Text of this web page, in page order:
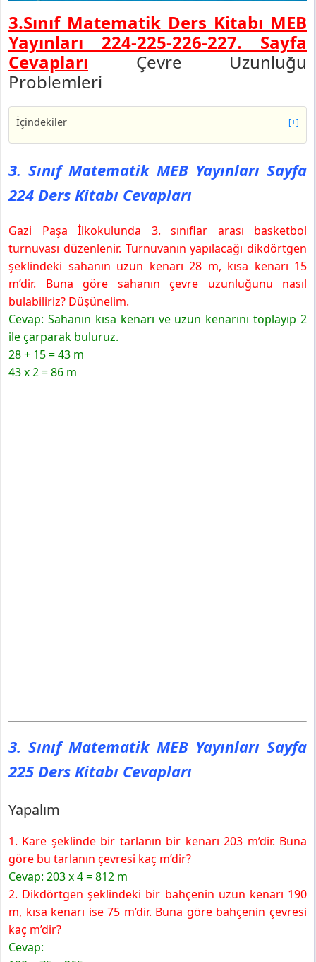
3.Sınıf Matematik Ders Kitabı MEB
Yayınları 224-225-226-227. Sayfa
Cevapları Çevre Uzunluğu
Problemleri
İçindekiler [+]
3. Sınıf Matematik MEB Yayınları Sayfa 224 Ders Kitabı
Cevapları
3. Sınıf Matematik MEB Yayınları Sayfa 225 Ders Kitabı
Cevapları
3. Sınıf Matematik MEB Yayınları Sayfa 226 Ders Kitabı
Cevapları
Bölüm Değerlendirme
3. Sınıf Matematik MEB Yayınları Sayfa 227 Ders Kitabı
Cevapları
3. Sınıf Matematik MEB Yayınları Sayfa 229 Ders Kitabı
Cevapları
Yapalım
3. Sınıf Matematik MEB Yayınları Sayfa 230 Ders Kitabı
3. Sınıf Matematik MEB Yayınları Sayfa
224 Ders Kitabı Cevapları
Gazi Paşa İlkokulunda 3. sınıflar arası basketbol
turnuvası düzenlenir. Turnuvanın yapılacağı dikdörtgen
şeklindeki sahanın uzun kenarı 28 m, kısa kenarı 15
m’dir. Buna göre sahanın çevre uzunluğunu nasıl
bulabiliriz? Düşünelim.
Cevap: Sahanın kısa kenarı ve uzun kenarını toplayıp 2
ile çarparak buluruz.
28 + 15 = 43 m
43 x 2 = 86 m
3. Sınıf Matematik MEB Yayınları Sayfa
225 Ders Kitabı Cevapları
Yapalım
1. Kare şeklinde bir tarlanın bir kenarı 203 m’dir. Buna
göre bu tarlanın çevresi kaç m’dir?
Cevap: 203 x 4 = 812 m
2. Dikdörtgen şeklindeki bir bahçenin uzun kenarı 190
m, kısa kenarı ise 75 m’dir. Buna göre bahçenin çevresi
kaç m’dir?
Cevap: